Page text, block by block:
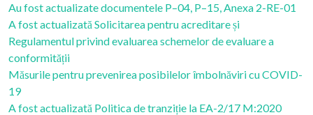
Au fost actualizate documentele P–04, P–15, Anexa 2-RE-01
A fost actualizată Solicitarea pentru acreditare și
Regulamentul privind evaluarea schemelor de evaluare a
conformității
Măsurile pentru prevenirea posibilelor îmbolnăviri cu COVID-
19
A fost actualizată Politica de tranziție la EA-2/17 M:2020